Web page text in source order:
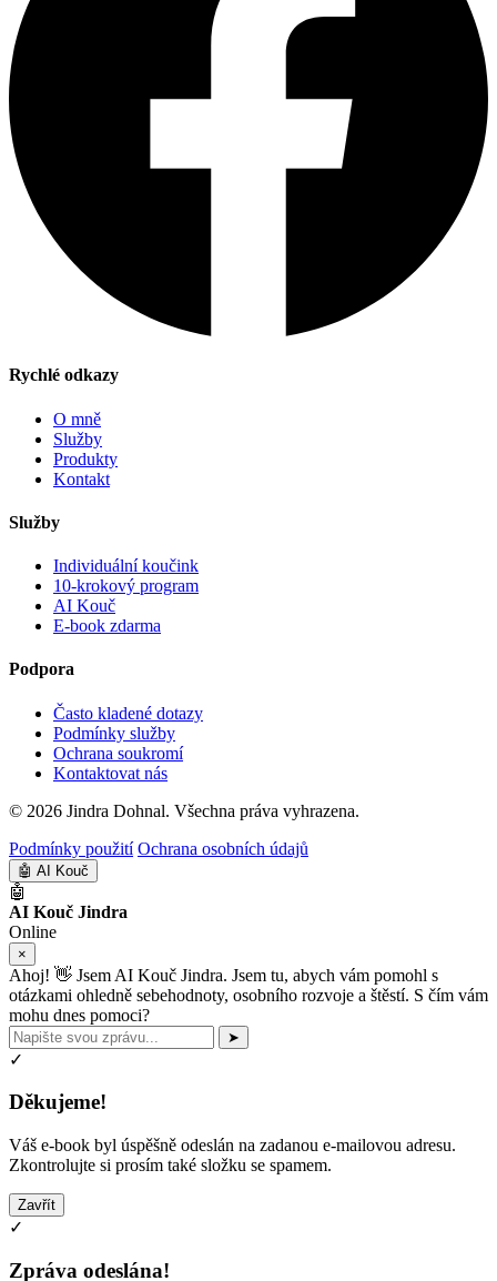
Rychlé odkazy
O mně
Služby
Produkty
Kontakt
Služby
Individuální koučink
10-krokový program
AI Kouč
E-book zdarma
Podpora
Často kladené dotazy
Podmínky služby
Ochrana soukromí
Kontaktovat nás
© 2026 Jindra Dohnal. Všechna práva vyhrazena.
Podmínky použití Ochrana osobních údajů
🤖 AI Kouč
🤖
AI Kouč Jindra
Online
×
Ahoj! 👋 Jsem AI Kouč Jindra. Jsem tu, abych vám pomohl s
otázkami ohledně sebehodnoty, osobního rozvoje a štěstí. S čím vám
mohu dnes pomoci?
➤
✓
Děkujeme!
Váš e-book byl úspěšně odeslán na zadanou e-mailovou adresu.
Zkontrolujte si prosím také složku se spamem.
Zavřít
✓
Zpráva odeslána!